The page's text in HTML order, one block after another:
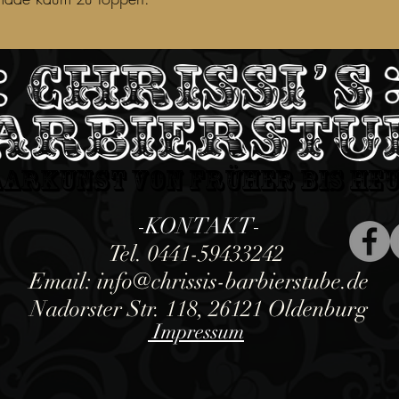
-KONTAKT-
Tel. 0441-59433242
Email: info@chrissis-barbierstube.de
Nadorster Str. 118, 26121 Oldenburg
Impressum